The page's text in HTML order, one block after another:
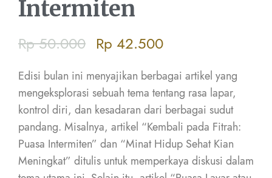
Intermiten
Rp50.000 Rp 42.500
Edisi bulan ini menyajikan berbagai artikel yang
mengeksplorasi sebuah tema tentang rasa lapar,
kontrol diri, dan kesadaran dari berbagai sudut
pandang. Misalnya, artikel “Kembali pada Fitrah:
Puasa Intermiten” dan “Minat Hidup Sehat Kian
Meningkat” ditulis untuk memperkaya diskusi dalam